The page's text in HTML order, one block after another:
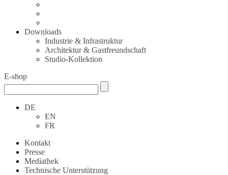
Downloads
Industrie & Infrastruktur
Architektur & Gastfreundschaft
Studio-Kollektion
E-shop
DE
EN
FR
Kontakt
Presse
Mediathek
Technische Unterstützung